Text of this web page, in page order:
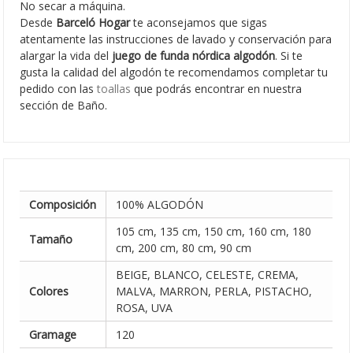
No secar a máquina.
Desde Barceló Hogarte aconsejamos que sigas
atentamente las instrucciones de lavado y conservación para
alargar la vida del juego de funda nórdica algodón. Si te
gusta la calidad del algodón te recomendamos completar tu
pedido con lastoallas que podrás encontrar en nuestra
sección de Baño.
Composición 100% ALGODÓN
Tamaño
105 cm, 135 cm, 150 cm, 160 cm, 180
cm, 200 cm, 80 cm, 90 cm
Colores
BEIGE, BLANCO, CELESTE, CREMA,
MALVA, MARRON, PERLA, PISTACHO,
ROSA, UVA
Gramage
120